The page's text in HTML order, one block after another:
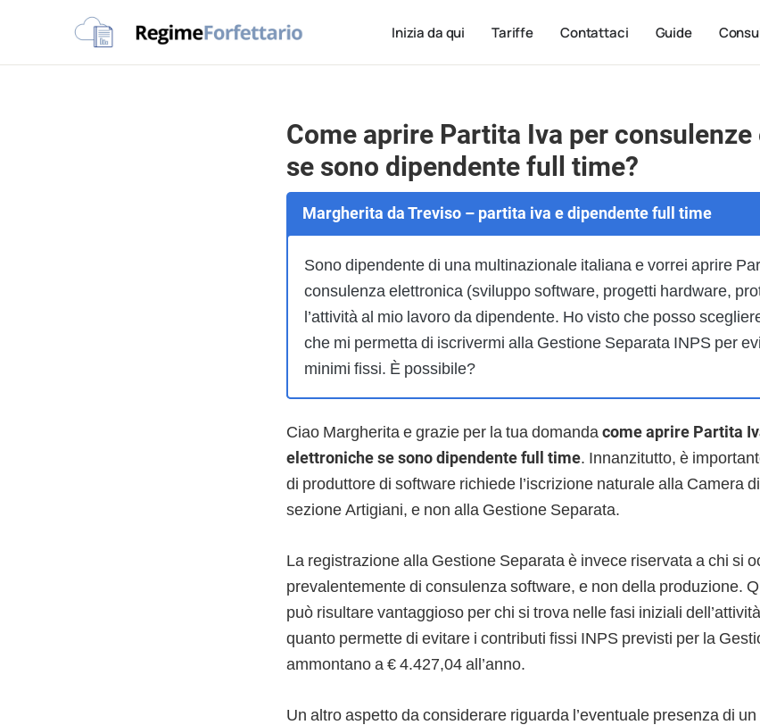
navigazione
contenuto
piè
Regime
La
Inizia da qui Tariffe Contattaci Guide
Come aprire Partita Iva per
se sono dipendente full time?
Margherita da Treviso – partita iva e dipendente full time
Sono dipendente di una multinazionale italiana e vorrei aprire
consulenza elettronica (sviluppo software, progetti hardware,
l’attività al mio lavoro da dipendente. Ho visto che posso
che mi permetta di iscrivermi alla Gestione Separata INPS per
minimi fissi. È possibile?
Ciao Margherita e grazie per la tua domanda come aprire Partita
elettroniche se sono dipendente full time. Innanzitutto, è
di produttore di software richiede l’iscrizione naturale alla Camera
sezione Artigiani, e non alla Gestione Separata.
La registrazione alla Gestione Separata è invece riservata a chi si
prevalentemente di consulenza software, e non della produzione.
può risultare vantaggioso per chi si trova nelle fasi iniziali
quanto permette di evitare i contributi fissi INPS previsti per la
ammontano a € 4.427,04 all’anno.
Un altro aspetto da considerare riguarda l’eventuale presenza di